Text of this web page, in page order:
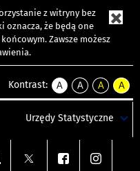
z witryny bez
oznacza, że będą one
Zawsze możesz
Kontrast:
A
kontrast
A
kontrast
tekst
czarnym
A
kontrast
tekst
czarnym
A
tekst
żółtym
Urzędy Statystyczne